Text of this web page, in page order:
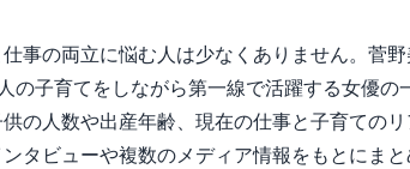
事の両立に悩む人は少なくありません。菅
の子育てをしながら第一線で活躍する女優の
の人数や出産年齢、現在の仕事と子育てのリ
タビューや複数のメディア情報をもとにまと